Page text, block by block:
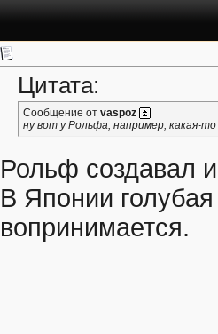
Цитата:
Сообщение от vaspoz
ну вот у Рольфа, например, какая-
Рольф создавал
В Японии
вопринимается.